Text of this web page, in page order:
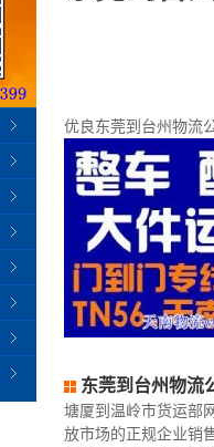
优良东莞到台州物流
东莞到台州物流
塘厦到温岭市货运部
放市场的正规企业销